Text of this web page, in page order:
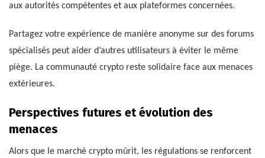
aux autorités compétentes et aux plateformes concernées.
Partagez votre expérience de manière anonyme sur des forums
spécialisés peut aider d’autres utilisateurs à éviter le même
piège. La communauté crypto reste solidaire face aux menaces
extérieures.
Perspectives futures et évolution des
menaces
Alors que le marché crypto mûrit, les régulations se renforcent